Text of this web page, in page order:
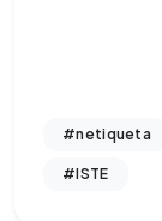
#netiqueta
#ISTE